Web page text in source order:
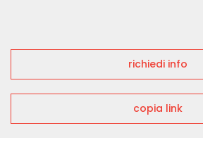
richiedi info
copia link